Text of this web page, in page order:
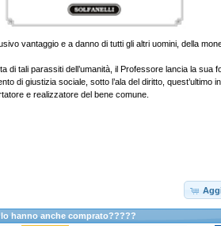
vantaggio e a danno di tutti gli altri uomini, della
di tali parassiti dell’umanità, il Professore lancia la sua
di giustizia sociale, sotto l’ala del diritto, quest’ultimo
e realizzatore del bene comune.
hanno anche comprato?????